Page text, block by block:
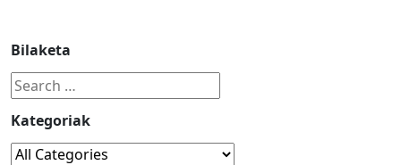
Bilaketa
Kategoriak